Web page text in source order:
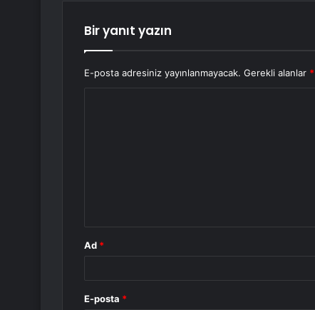
Bir yanıt yazın
E-posta adresiniz yayınlanmayacak. Gerekli alanlar *
Ad *
E-posta *